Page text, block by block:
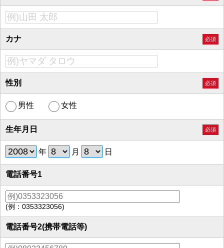
カナ 必須
性別 必須
男性 女性
生年月日 必須
年 月 日
電話番号1
(例：0353323056)
電話番号2(携帯電話等)